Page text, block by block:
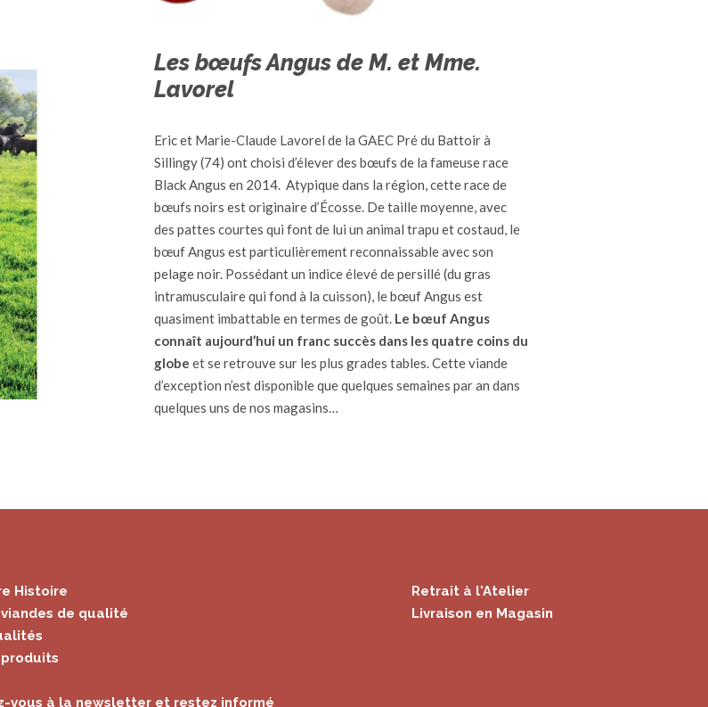
Les bœufs Angus de M. et Mme.
Lavorel
Eric et Marie-Claude Lavorel de la GAEC Pré du Battoir à
Sillingy (74) ont choisi d’élever des bœufs de la fameuse race
Black Angus en 2014. Atypique dans la région, cette race de
bœufs noirs est originaire d’Écosse. De taille moyenne, avec
des pattes courtes qui font de lui un animal trapu et costaud, le
bœuf Angus est particulièrement reconnaissable avec son
pelage noir. Possédant un indice élevé de persillé (du gras
intramusculaire qui fond à la cuisson), le bœuf Angus est
quasiment imbattable en termes de goût. Le bœuf Angus
connaît aujourd’hui un franc succès dans les quatre coins du
globe et se retrouve sur les plus grades tables. Cette viande
d’exception n’est disponible que quelques semaines par an dans
quelques uns de nos magasins…
Histoire
viandes de qualité
produits
Retrait à l'Atelier
Livraison en Magasin
vous à la newsletter et restez informé